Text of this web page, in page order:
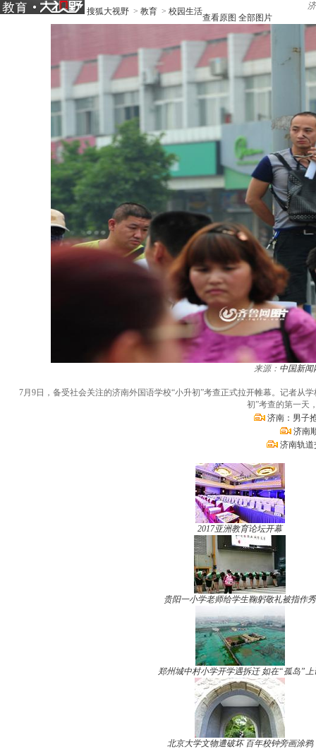
搜狐大视野 > 教育 > 校园生活
查看原图 全部图片
来源： 中国新闻
7月9日，备受社会关注的济南外国语学校“小升初”考查正式拉开帷幕。记者从
初”考查的第一天
济南：男子
济南
济南轨道
2017亚洲教育论坛开幕
贵阳一小学老师给学生鞠躬敬礼被指作秀
郑州城中村小学开学遇拆迁 如在“孤岛”上
北京大学文物遭破坏 百年校钟旁画涂鸦